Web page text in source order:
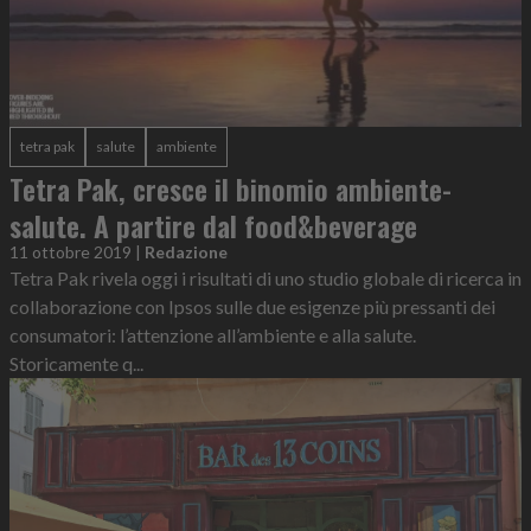
tetra pak salute ambiente
Tetra Pak, cresce il binomio ambiente-
salute. A partire dal food&beverage
11 ottobre 2019 | Redazione
Tetra Pak rivela oggi i risultati di uno studio globale di ricerca in
collaborazione con Ipsos sulle due esigenze più pressanti dei
consumatori: l’attenzione all’ambiente e alla salute.
Storicamente q...